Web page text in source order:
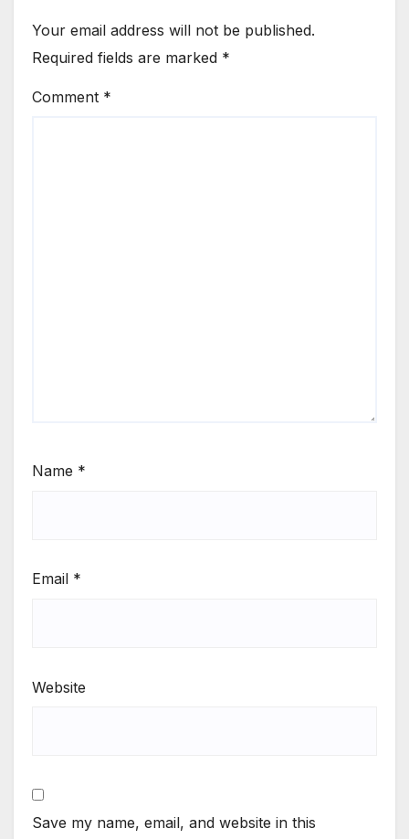
Your email address will not be published.
Required fields are marked *
Comment *
Name *
Email *
Website
Save my name, email, and website in this